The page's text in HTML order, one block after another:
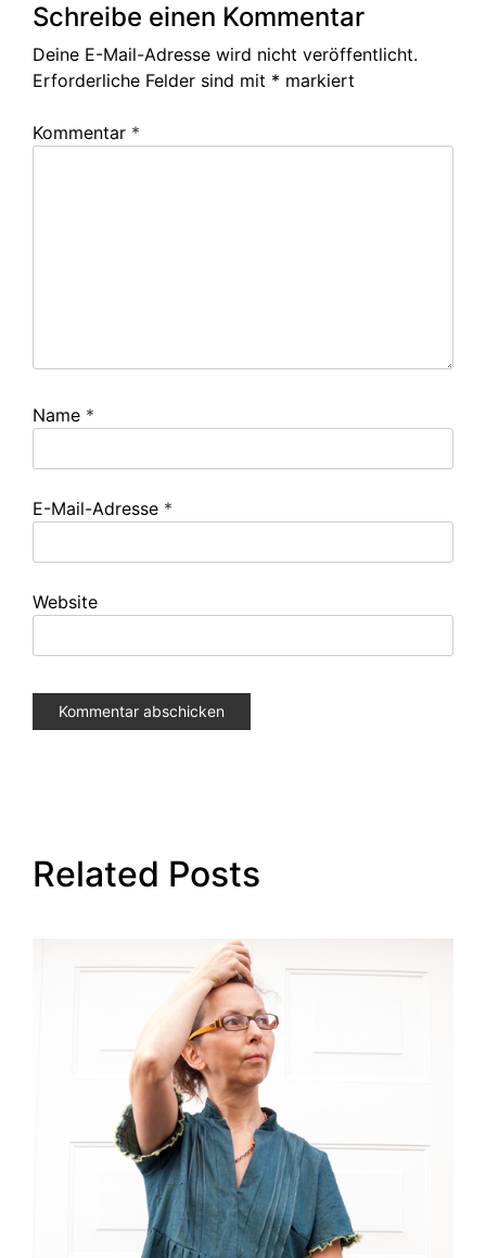
Schreibe einen Kommentar
Deine E-Mail-Adresse wird nicht veröffentlicht.
Erforderliche Felder sind mit * markiert
Kommentar *
Name *
E-Mail-Adresse *
Website
Related Posts